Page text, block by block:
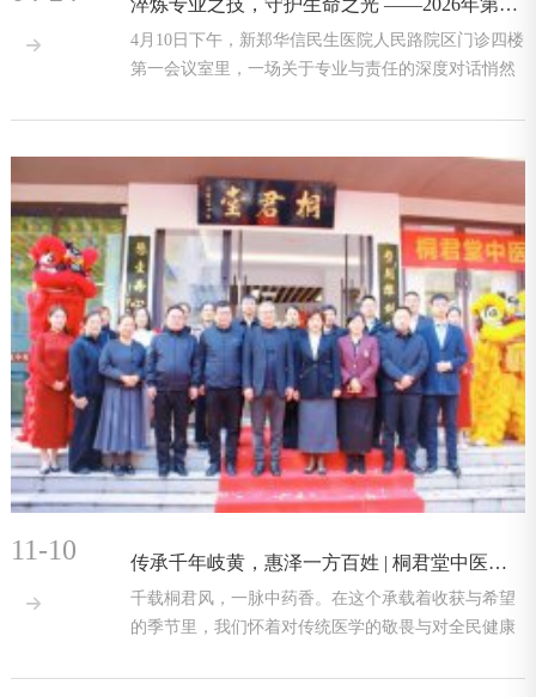

淬炼专业之技，守护生命之光 ——2026年第一期专业能力提升课程培训圆满举行
4月10日下午，新郑华信民生医院人民路院区门诊四楼
第一会议室里，一场关于专业与责任的深度对话悄然
11-10

传承千年岐黄，惠泽一方百姓 | 桐君堂中医馆盛大启幕
千载桐君风，一脉中药香。在这个承载着收获与希望
的季节里，我们怀着对传统医学的敬畏与对全民健康